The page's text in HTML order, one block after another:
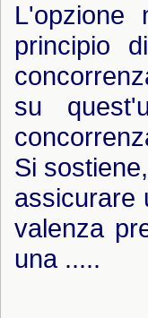
L'opzione
principio
su
Si
assicurare
valenza
una .....